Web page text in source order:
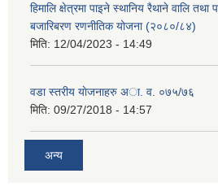
हिमालि क्षेत्रमा पाइने स्थानिय रैथाने वालि तथा
बजारिबरण रणनीतिक योजना (२०८०/८४)
मिति: 12/04/2023 - 14:49
वडा स्तरीय याेजनाहरु अा. व. ०७५/७६
मिति: 09/27/2018 - 14:57
अन्य